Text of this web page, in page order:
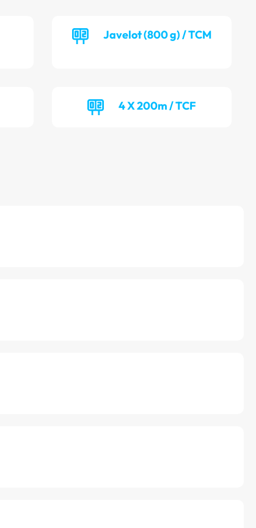
Javelot (800 g) / TCM
4 X 200m / TCF